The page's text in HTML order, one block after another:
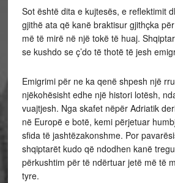
Sot është dita e kujtesës, e reflektimit
gjithë ata që kanë braktisur gjithçka
më të mirë në një tokë të huaj.
se kushdo se ç’do të thotë të jesh
Emigrimi për ne ka qenë shpesh një
njëkohësisht edhe një histori lotësh,
vuajtjesh. Nga skafet nëpër Adriatik
në Europë e botë, kemi përjetuar
sfida të jashtëzakonshme. Por
shqiptarët kudo që ndodhen kanë
përkushtim për të ndërtuar jetë më të
tyre.